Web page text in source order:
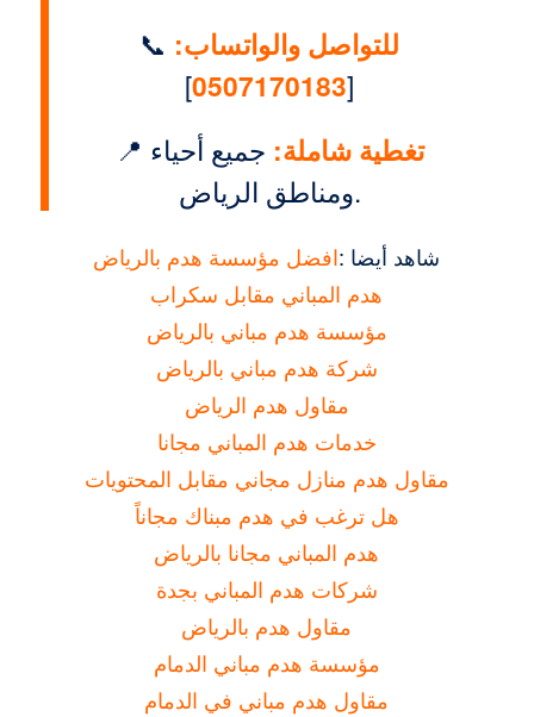
📞 للتواصل والواتساب:
[
0507170183
]
📍
تغطية شاملة: جميع أحياء
ومناطق الرياض.
شاهد أيضا :افضل مؤسسة هدم بالرياض
هدم المباني مقابل سكراب
مؤسسة هدم مباني بالرياض
شركة هدم مباني بالرياض
مقاول هدم الرياض
خدمات هدم المباني مجانا
مقاول هدم منازل مجاني مقابل المحتويات
هل ترغب في هدم مبناك مجاناً
هدم المباني مجانا بالرياض
شركات هدم المباني بجدة
مقاول هدم بالرياض
مؤسسة هدم مباني الدمام
مقاول هدم مباني في الدمام